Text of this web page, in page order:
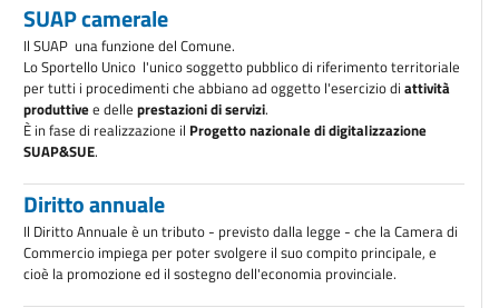
SUAP camerale
Il SUAP  una funzione del Comune.
Lo Sportello Unico  l'unico soggetto pubblico di riferimento territoriale
per tutti i procedimenti che abbiano ad oggetto l'esercizio di attività
produttivee delle prestazioni di servizi.
È in fase di realizzazione il Progetto nazionale di digitalizzazione
SUAP&SUE.
Diritto annuale
Il Diritto Annuale è un tributo - previsto dalla legge - che la Camera di
Commercio impiega per poter svolgere il suo compito principale, e
cioè la promozione ed il sostegno dell'economia provinciale.